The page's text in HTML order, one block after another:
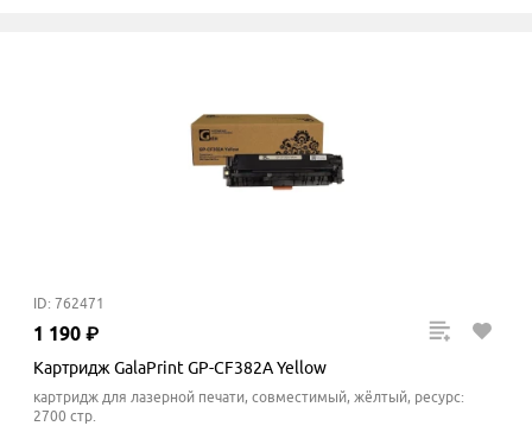
ID: 762471
1 190 ₽
Картридж GalaPrint GP-CF382A Yellow
картридж для лазерной печати, совместимый, жёлтый, ресурс:
2700 стр.